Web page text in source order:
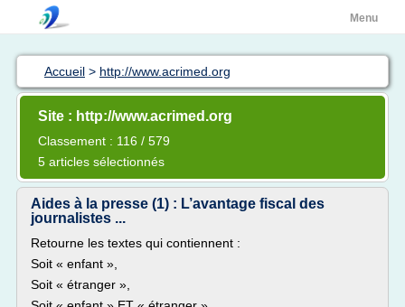
Menu
Accueil > http://www.acrimed.org
Site : http://www.acrimed.org
Classement : 116 / 579
5 articles sélectionnés
Aides à la presse (1) : L’avantage fiscal des
journalistes ...
Retourne les textes qui contiennent :
Soit « enfant »,
Soit « étranger »,